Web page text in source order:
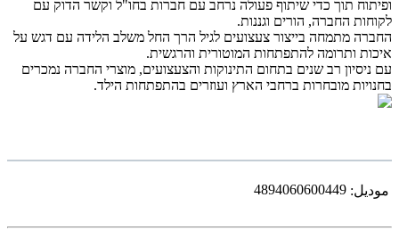
ופיתוח תוך כדי שיתוף פעולה נרחב עם חברות בחו"ל וקשר הדוק עם
לקוחות החברה, הורים וגננות.
החברה מתמחה בייצור צעצועים לגיל הרך החל משלב הלידה עם דגש על
איכות ותרומה להתפתחות המוטורית והרגשית.
עם ניסיון רב שנים בתחום התינוקות והצעצועים, מוצרי החברה נמכרים
בחנויות מובחרות ברחבי הארץ ועוזרים בהתפתחות הילד.‎
موديل: 4894060600449